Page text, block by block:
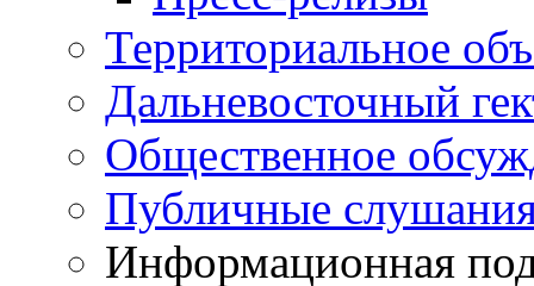
Территориальное
Дальневосточный
Общественное
Публичные
Информационная